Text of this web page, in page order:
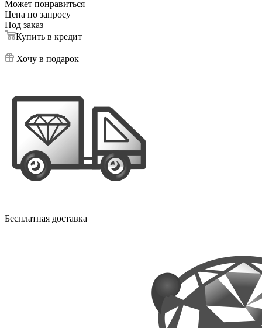
Может понравиться
Цена по запросу
Под заказ
Купить в кредит
Хочу в подарок
Бесплатная доставка